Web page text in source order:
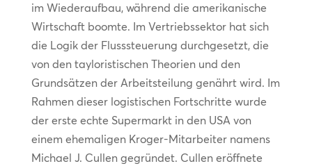
im Wiederaufbau, während die amerikanische
Wirtschaft boomte. Im Vertriebssektor hat sich
die Logik der Flusssteuerung durchgesetzt, die
von den tayloristischen Theorien und den
Grundsätzen der Arbeitsteilung genährt wird. Im
Rahmen dieser logistischen Fortschritte wurde
der erste echte Supermarkt in den USA von
einem ehemaligen Kroger-Mitarbeiter namens
Michael J. Cullen gegründet. Cullen eröffnete